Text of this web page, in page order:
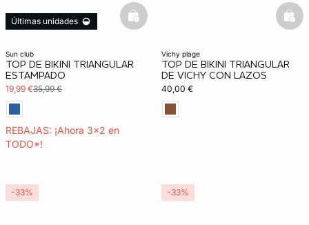
sun club
TOP DE BIKINI TRIANGULAR
ESTAMPADO
19,99 €35,99 €
REBAJAS: ¡Ahora 3x2 en
TODO*!
Últimas unidades
basketfull
vichy plage
TOP DE BIKINI TRIANGULAR
DE VICHY CON LAZOS
40,00 €
-33% -33%